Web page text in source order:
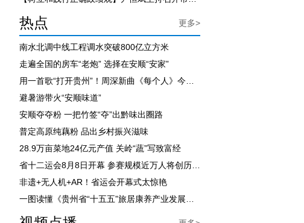
热点 更多>
南水北调中线工程调水突破800亿立方米
走遍全国的房车“老炮” 选择在安顺“安家”
避暑游带火“安顺味道”
安顺夺夺粉 一把竹签“夺”出黔味出圈路
普定高原纯藕粉 品出乡村振兴滋味
28.9万亩菜地24亿元产值 关岭“蔬”写致富经
非遗+无人机+AR！省运会开幕式太惊艳